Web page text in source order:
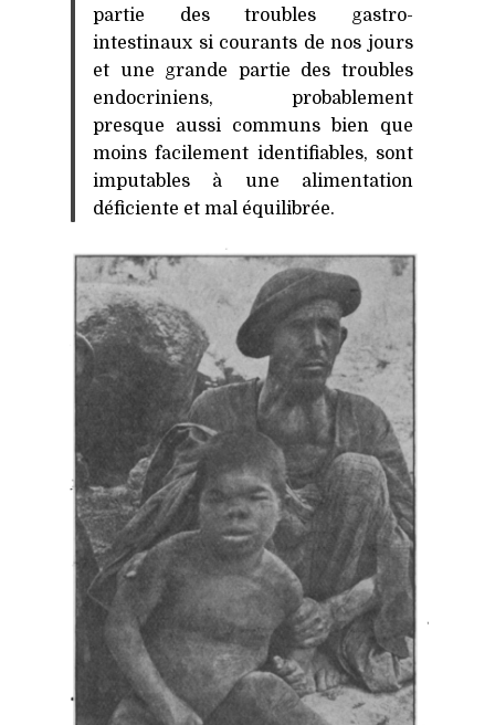
partie des troubles gastro-
intestinaux si courants de nos jours
et une grande partie des troubles
endocriniens, probablement
presque aussi communs bien que
moins facilement identifiables, sont
imputables à une alimentation
déficiente et mal équilibrée.